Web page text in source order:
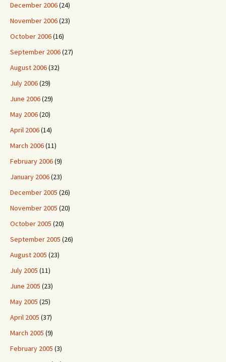
December 2006(24)
November 2006(23)
October 2006(16)
September 2006(27)
August 2006(32)
July 2006(29)
June 2006(29)
May 2006(20)
April 2006(14)
March 2006(11)
February 2006(9)
January 2006(23)
December 2005 (26)
November 2005 (20)
October 2005 (20)
September 2005 (26)
August 2005 (23)
July 2005 (11)
June 2005 (23)
May 2005 (25)
April 2005 (37)
March 2005 (9)
February 2005 (3)